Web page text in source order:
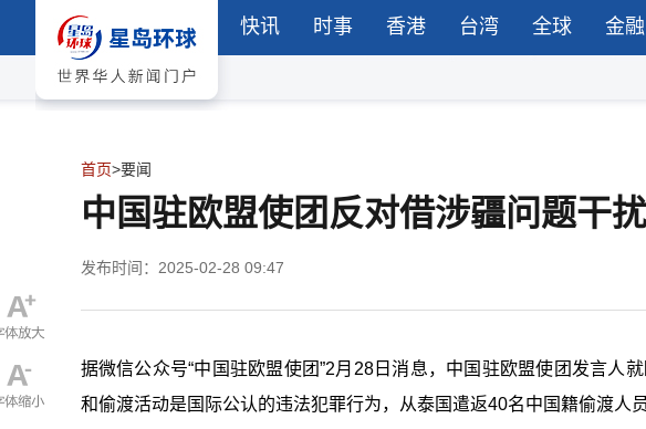
快讯 时事 香港 台湾 全球 金融
首页>要闻
中国驻欧盟使团反对借涉疆问题干
发布时间：2025-02-28 09:47
据微信公众号“中国驻欧盟使团”2月28日消息，中国驻欧盟使团发言人
和偷渡活动是国际公认的违法犯罪行为，从泰国遣返40名中国籍偷渡人